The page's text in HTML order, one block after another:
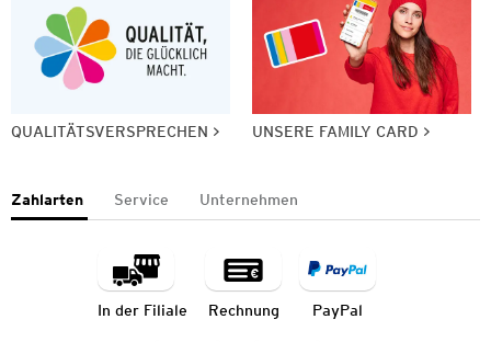
QUALITÄTSVERSPRECHEN UNSERE FAMILY CARD
Zahlarten Service Unternehmen
In der Filiale Rechnung PayPal